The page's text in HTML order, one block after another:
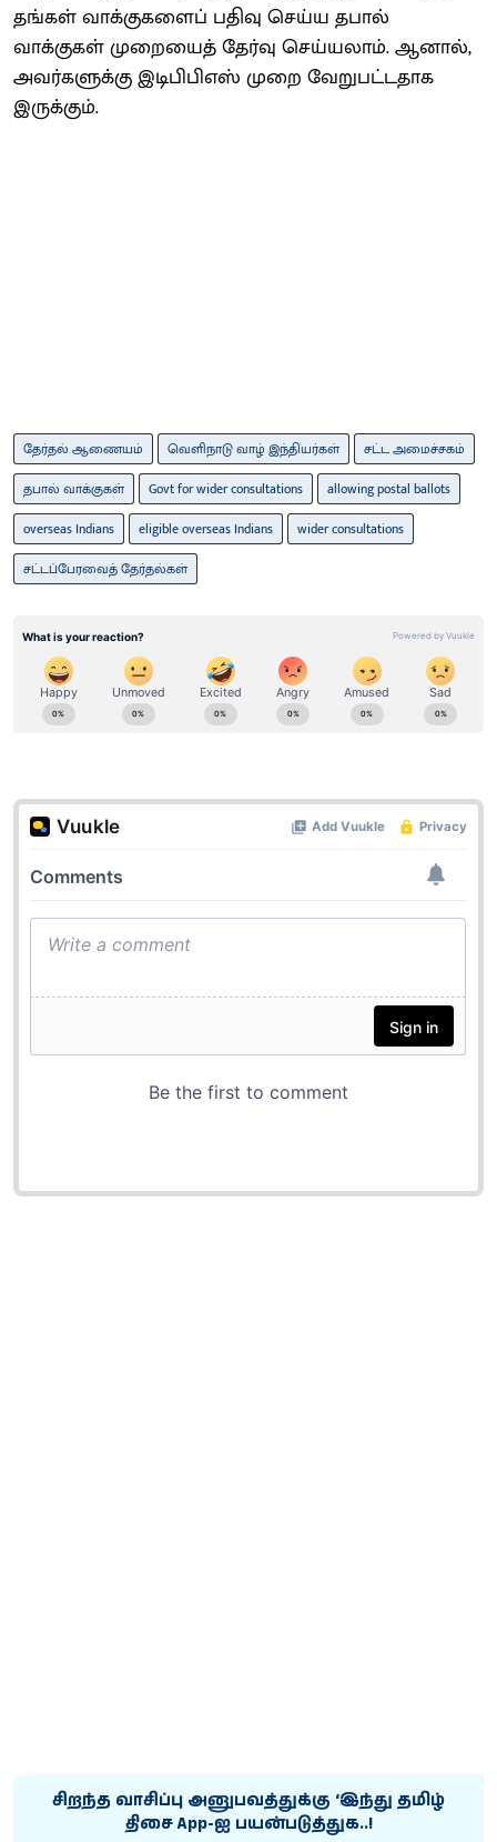
தங்கள் வாக்குகளைப் பதிவு செய்ய தபால்
வாக்குகள் முறையைத் தேர்வு செய்யலாம். ஆனால்,
அவர்களுக்கு இடிபிபிஎஸ் முறை வேறுபட்டதாக
இருக்கும்.
தேர்தல் ஆணையம் வெளிநாடு வாழ் இந்தியர்கள்
சட்ட அமைச்சகம்
தபால் வாக்குகள்
Govt for wider consultations
allowing postal ballots
overseas Indians
eligible overseas Indians
wider consultations
சட்டப்பேரவைத் தேர்தல்கள்
சிறந்த வாசிப்பு அனுபவத்துக்கு ‘இந்து தமிழ்
திசை App-ஐ பயன்படுத்துக..!